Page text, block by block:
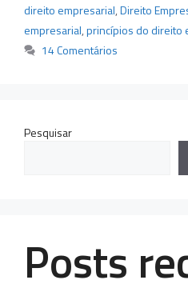
direito empresarial,Direito
empresarial,princípios do direito
14 Comentários
Pesquisar
Posts